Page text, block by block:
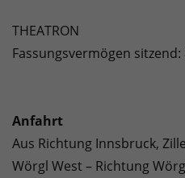
THEATRON
Fassungsvermögen
Anfahrt
Aus Richtung Innsbruck,
Wörgl West – Richtung